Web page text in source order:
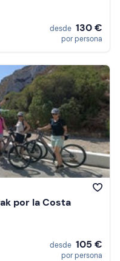
desde 130 €
por persona
por la Costa
desde 105 €
por persona